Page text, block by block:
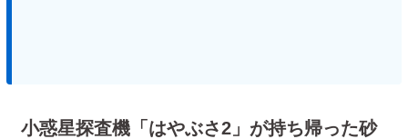
小惑星探査機「はやぶさ2」が持ち帰った砂